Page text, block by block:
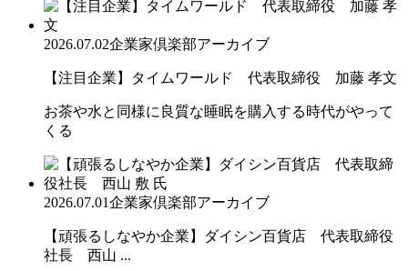
2026.07.02企業家倶楽部アーカイブ
【注目企業】タイムワールド 代表取締役 加藤 孝文
お茶や水と同様に良質な睡眠を購入する時代がやって
くる
2026.07.01企業家倶楽部アーカイブ
【頑張るしなやか企業】ダイシン百貨店 代表取締役
社長 西山 ...